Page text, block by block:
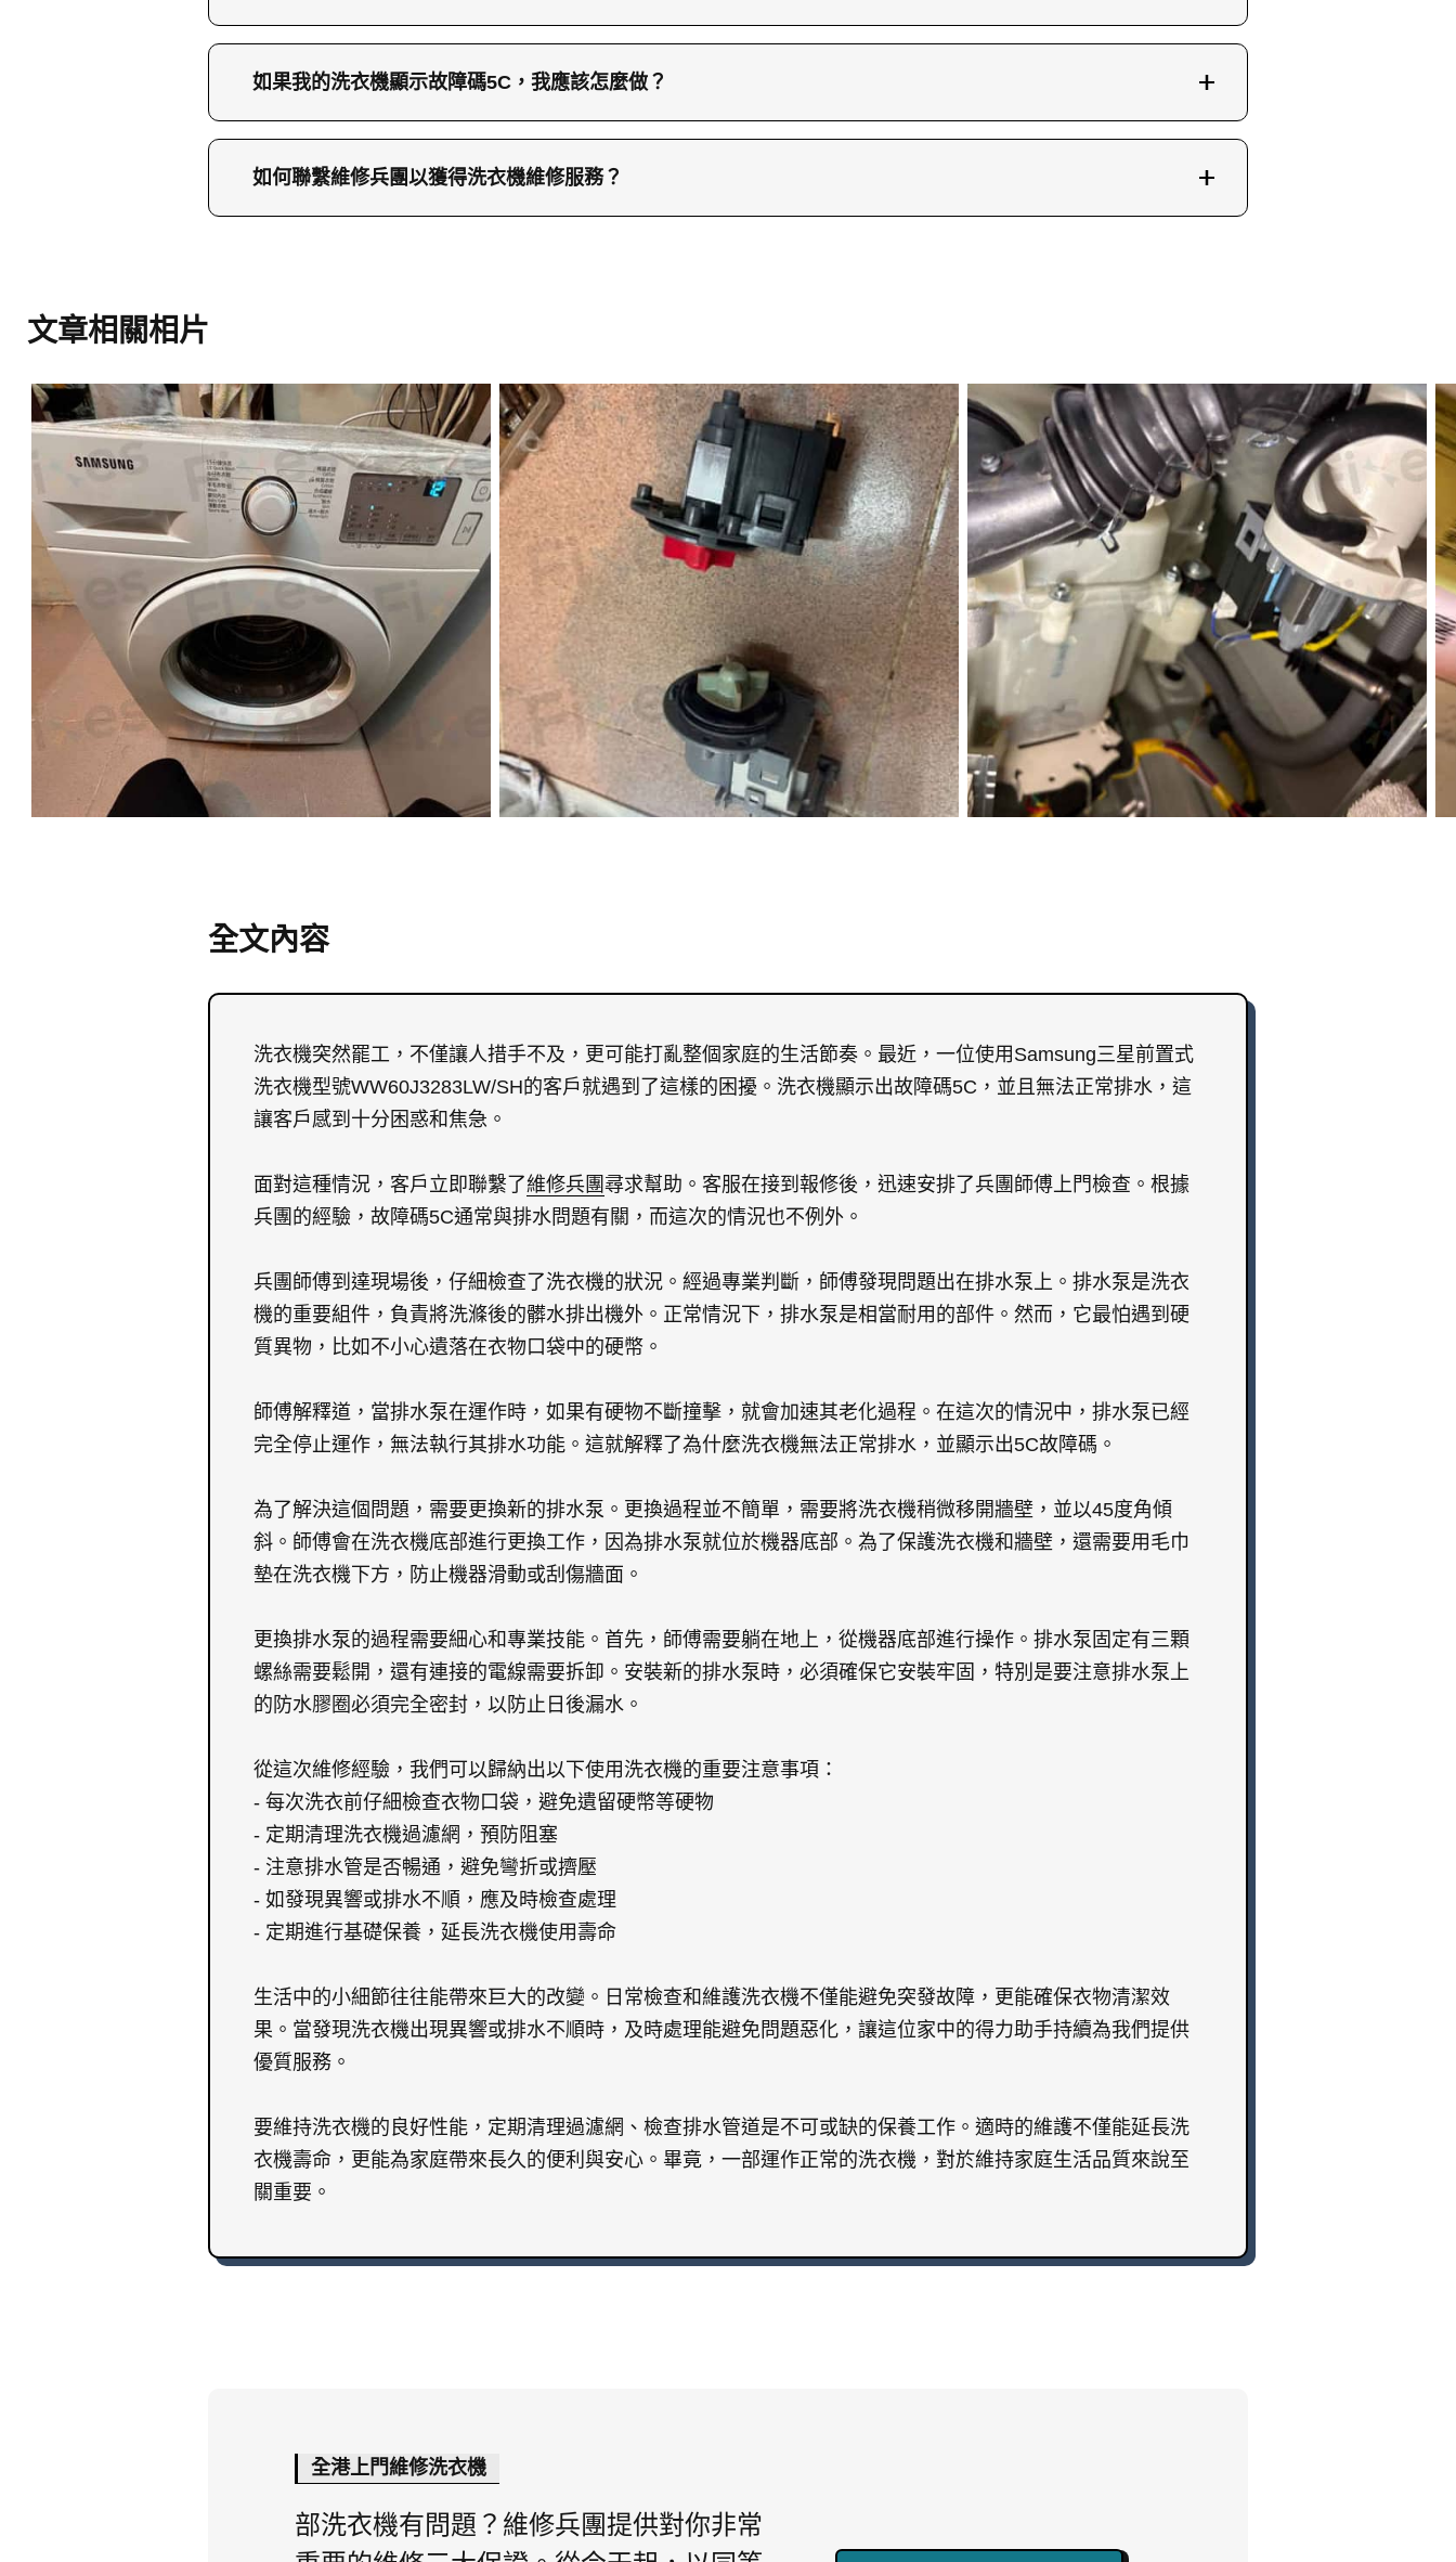
修理Samsung三星前置式洗衣機型號WW60J3283LW/SH的5C故障碼排水問題需要更換排水泵。首先需將洗衣
機傾斜，然後在機底部操作。拆除固定排水泵的螺絲和電線，安裝新泵時需確保防水膠圈密封無漏水，再鎖緊
如果我的洗衣機顯示故障碼5C，我應該怎麼做？
若洗衣機顯示5C故障碼，建議提供準確的型號號碼，並拍攝故障碼顯示及排水問題的照片或影片，以幫助我們
的維修兵團分析問題。我們的兵團報價系統能根據提供的資訊給予準確的維修報價。
如何聯繫維修兵團以獲得洗衣機維修服務？
文章相關相片
全文內容
洗衣機突然罷工，不僅讓人措手不及，更可能打亂整個家庭的生活節奏。最近，一位使用Samsung三星前置式
洗衣機型號WW60J3283LW/SH的客戶就遇到了這樣的困擾。洗衣機顯示出故障碼5C，並且無法正常排水，這
讓客戶感到十分困惑和焦急。
面對這種情況，客戶立即聯繫了維修兵團尋求幫助。客服在接到報修後，迅速安排了兵團師傅上門檢查。根據
兵團的經驗，故障碼5C通常與排水問題有關，而這次的情況也不例外。
兵團師傅到達現場後，仔細檢查了洗衣機的狀況。經過專業判斷，師傅發現問題出在排水泵上。排水泵是洗衣
機的重要組件，負責將洗滌後的髒水排出機外。正常情況下，排水泵是相當耐用的部件。然而，它最怕遇到硬
質異物，比如不小心遺落在衣物口袋中的硬幣。
師傅解釋道，當排水泵在運作時，如果有硬物不斷撞擊，就會加速其老化過程。在這次的情況中，排水泵已經
完全停止運作，無法執行其排水功能。這就解釋了為什麼洗衣機無法正常排水，並顯示出5C故障碼。
為了解決這個問題，需要更換新的排水泵。更換過程並不簡單，需要將洗衣機稍微移開牆壁，並以45度角傾
斜。師傅會在洗衣機底部進行更換工作，因為排水泵就位於機器底部。為了保護洗衣機和牆壁，還需要用毛巾
墊在洗衣機下方，防止機器滑動或刮傷牆面。
更換排水泵的過程需要細心和專業技能。首先，師傅需要躺在地上，從機器底部進行操作。排水泵固定有三顆
螺絲需要鬆開，還有連接的電線需要拆卸。安裝新的排水泵時，必須確保它安裝牢固，特別是要注意排水泵上
的防水膠圈必須完全密封，以防止日後漏水。
從這次維修經驗，我們可以歸納出以下使用洗衣機的重要注意事項：
- 每次洗衣前仔細檢查衣物口袋，避免遺留硬幣等硬物
- 定期清理洗衣機過濾網，預防阻塞
- 注意排水管是否暢通，避免彎折或擠壓
- 如發現異響或排水不順，應及時檢查處理
- 定期進行基礎保養，延長洗衣機使用壽命
生活中的小細節往往能帶來巨大的改變。日常檢查和維護洗衣機不僅能避免突發故障，更能確保衣物清潔效
果。當發現洗衣機出現異響或排水不順時，及時處理能避免問題惡化，讓這位家中的得力助手持續為我們提供
優質服務。
要維持洗衣機的良好性能，定期清理過濾網、檢查排水管道是不可或缺的保養工作。適時的維護不僅能延長洗
衣機壽命，更能為家庭帶來長久的便利與安心。畢竟，一部運作正常的洗衣機，對於維持家庭生活品質來說至
關重要。
全港上門維修洗衣機
部洗衣機有問題？維修兵團提供對你非常